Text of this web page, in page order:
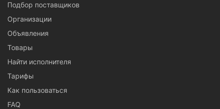
Подбор поставщиков
Организации
Объявления
Товары
Найти исполнителя
Тарифы
Как пользоваться
FAQ